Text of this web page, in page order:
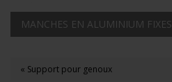
MANCHES EN ALUMINIUM FIXES
« Support pour genoux